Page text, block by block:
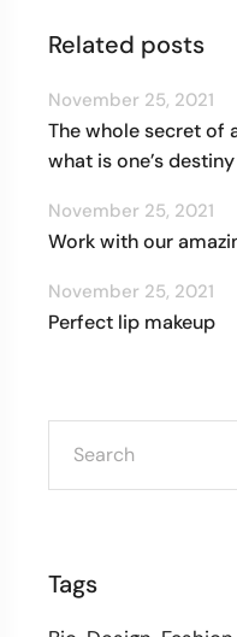
Related posts
The whole secret of
what is one’s
November 25, 2021
Work with our
November 25, 2021
Perfect lip makeup
November 25, 2021
Tags